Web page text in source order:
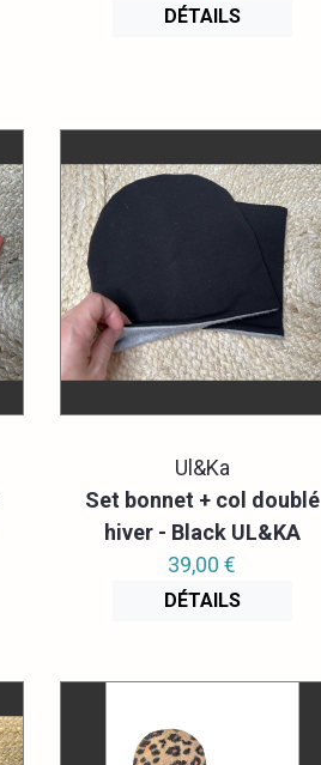
DÉTAILS
Ul&Ka
Set bonnet + col doublé
hiver - Black UL&KA
39,00 €
DÉTAILS